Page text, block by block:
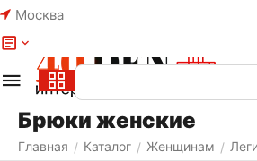
Москва
Брюки женские
Главная / Каталог / Женщинам /
Меню